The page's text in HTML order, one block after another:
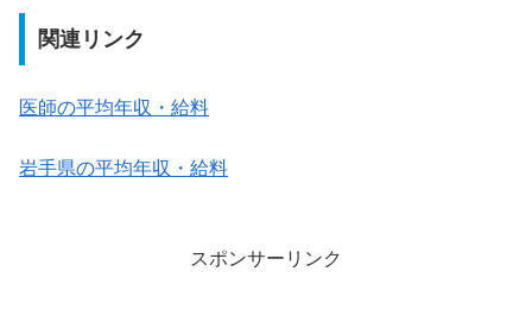
関連リンク
医師の平均年収・給料
岩手県の平均年収・給料
スポンサーリンク